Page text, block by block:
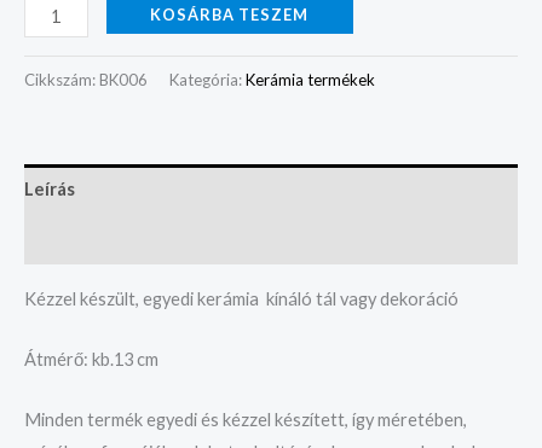
KOSÁRBA TESZEM
Cikkszám: BK006 Kategória:Kerámia termékek
Leírás
Kézzel készült, egyedi kerámia kínáló tál vagy dekoráció
Átmérő: kb.13 cm
Minden termék egyedi és kézzel készített, így méretében,